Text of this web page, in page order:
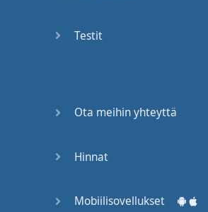
What the
Testit
Ota meihin yhteyttä
Hinnat
Mobiilisovellukset